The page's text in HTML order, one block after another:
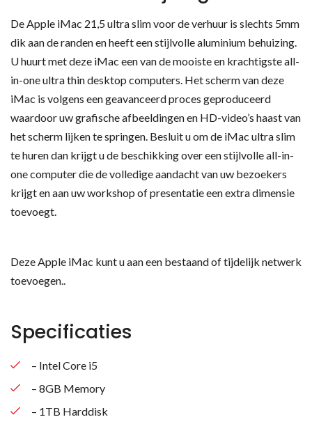
De Apple iMac 21,5 ultra slim voor de verhuur is slechts 5mm
dik aan de randen en heeft een stijlvolle aluminium behuizing.
U huurt met deze iMac een van de mooiste en krachtigste all-
in-one ultra thin desktop computers. Het scherm van deze
iMac is volgens een geavanceerd proces geproduceerd
waardoor uw grafische afbeeldingen en HD-video’s haast van
het scherm lijken te springen. Besluit u om de iMac ultra slim
te huren dan krijgt u de beschikking over een stijlvolle all-in-
one computer die de volledige aandacht van uw bezoekers
krijgt en aan uw workshop of presentatie een extra dimensie
toevoegt.
Deze Apple iMac kunt u aan een bestaand of tijdelijk netwerk
toevoegen..
Specificaties
– Intel Core i5
– 8GB Memory
– 1TB Harddisk